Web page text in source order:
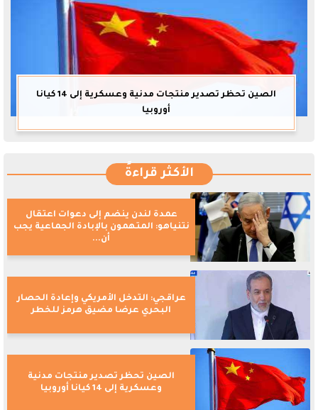
الصين تحظر تصدير منتجات مدنية وعسكرية إلى 14 كيانا
أوروبيا
الأكثر قراءةً
عمدة لندن ينضم إلى دعوات اعتقال
نتنياهو: المتهمون بالإبادة الجماعية يجب
أن...
عراقجي: التدخل الأمريكي وإعادة الحصار
البحري عرضا مضيق هرمز للخطر
الصين تحظر تصدير منتجات مدنية
وعسكرية إلى 14 كيانا أوروبيا